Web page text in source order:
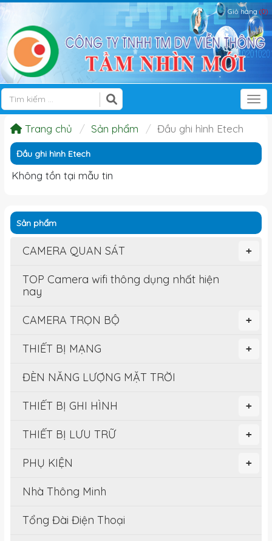
Giỏ hàng (0)
Trang chủ Sản phẩm Đầu ghi hình Etech
Đầu ghi hình Etech
Không tồn tại mẫu tin
Sản phẩm
+
CAMERA QUAN SÁT
TOP Camera wifi thông dụng nhất hiện
nay
+
CAMERA TRỌN BỘ
+
THIẾT BỊ MẠNG
ĐÈN NĂNG LƯỢNG MẶT TRỜI
+
THIẾT BỊ GHI HÌNH
+
THIẾT BỊ LƯU TRỮ
+
PHỤ KIỆN
Nhà Thông Minh
Tổng Đài Điện Thoại